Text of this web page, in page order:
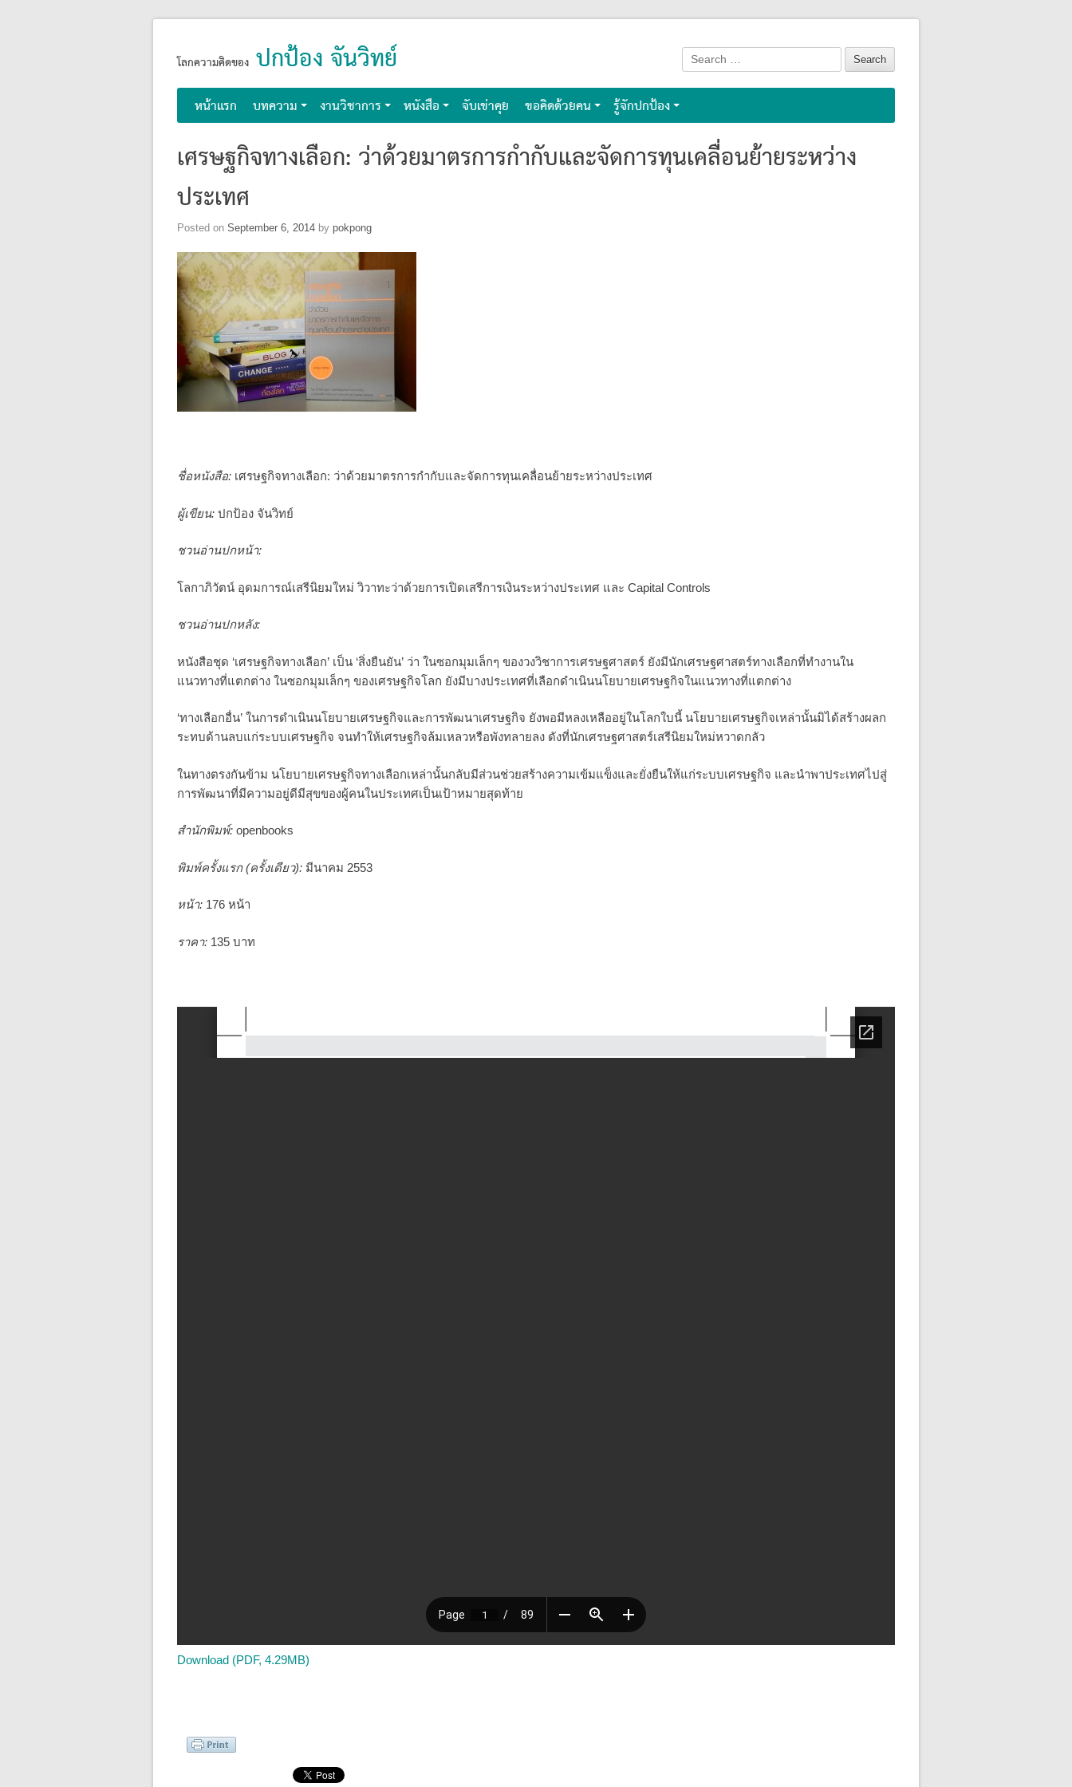
contentโลกความคิดของ ปกป้อง จันวิทย์
Search
for:
หน้าแรก บทความ งานวิชาการ หนังสือ จับเข่าคุย ขอคิดด้วยคน รู้จักปกป้อง
เศรษฐกิจทางเลือก: ว่าด้วยมาตรการกำกับและจัดการทุนเคลื่อนย้ายระหว่าง
ประเทศ
Posted on September 6, 2014 by pokpong
ชื่อหนังสือ: เศรษฐกิจทางเลือก: ว่าด้วยมาตรการกำกับและจัดการทุนเคลื่อนย้ายระหว่างประเทศ
ผู้เขียน: ปกป้อง จันวิทย์
ชวนอ่านปกหน้า:
โลกาภิวัตน์ อุดมการณ์เสรีนิยมใหม่ วิวาทะว่าด้วยการเปิดเสรีการเงินระหว่างประเทศ และ Capital Controls
ชวนอ่านปกหลัง:
หนังสือชุด ‘เศรษฐกิจทางเลือก’ เป็น ‘สิ่งยืนยัน’ ว่า ในซอกมุมเล็กๆ ของวงวิชาการเศรษฐศาสตร์ ยังมีนักเศรษฐศาสตร์ทางเลือกที่ทำงานใน
แนวทางที่แตกต่าง ในซอกมุมเล็กๆ ของเศรษฐกิจโลก ยังมีบางประเทศที่เลือกดำเนินนโยบายเศรษฐกิจในแนวทางที่แตกต่าง
‘ทางเลือกอื่น’ ในการดำเนินนโยบายเศรษฐกิจและการพัฒนาเศรษฐกิจ ยังพอมีหลงเหลืออยู่ในโลกใบนี้ นโยบายเศรษฐกิจเหล่านั้นมิได้สร้างผลก
ระทบด้านลบแก่ระบบเศรษฐกิจ จนทำให้เศรษฐกิจล้มเหลวหรือพังทลายลง ดังที่นักเศรษฐศาสตร์เสรีนิยมใหม่หวาดกลัว
ในทางตรงกันข้าม นโยบายเศรษฐกิจทางเลือกเหล่านั้นกลับมีส่วนช่วยสร้างความเข้มแข็งและยั่งยืนให้แก่ระบบเศรษฐกิจ และนำพาประเทศไปสู่
การพัฒนาที่มีความอยู่ดีมีสุขของผู้คนในประเทศเป็นเป้าหมายสุดท้าย
สำนักพิมพ์: openbooks
พิมพ์ครั้งแรก (ครั้งเดียว): มีนาคม 2553
หน้า: 176 หน้า
ราคา: 135 บาท
Download (PDF, 4.29MB)